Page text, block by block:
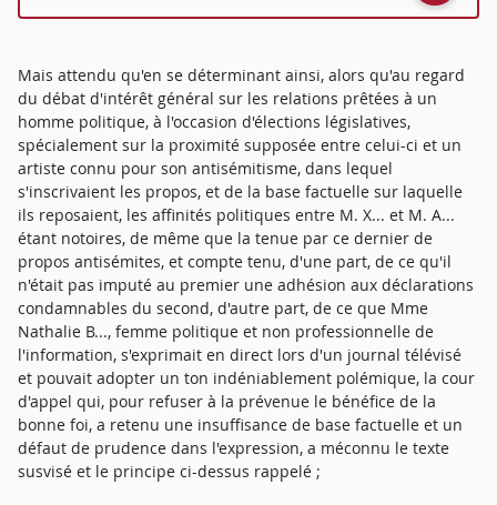
Mais attendu qu'en se déterminant ainsi, alors qu'au regard
du débat d'intérêt général sur les relations prêtées à un
homme politique, à l'occasion d'élections législatives,
spécialement sur la proximité supposée entre celui-ci et un
artiste connu pour son antisémitisme, dans lequel
s'inscrivaient les propos, et de la base factuelle sur laquelle
ils reposaient, les affinités politiques entre M. X... et M. A...
étant notoires, de même que la tenue par ce dernier de
propos antisémites, et compte tenu, d'une part, de ce qu'il
n'était pas imputé au premier une adhésion aux déclarations
condamnables du second, d'autre part, de ce que Mme
Nathalie B..., femme politique et non professionnelle de
l'information, s'exprimait en direct lors d'un journal télévisé
et pouvait adopter un ton indéniablement polémique, la cour
d'appel qui, pour refuser à la prévenue le bénéfice de la
bonne foi, a retenu une insuffisance de base factuelle et un
défaut de prudence dans l'expression, a méconnu le texte
susvisé et le principe ci-dessus rappelé ;